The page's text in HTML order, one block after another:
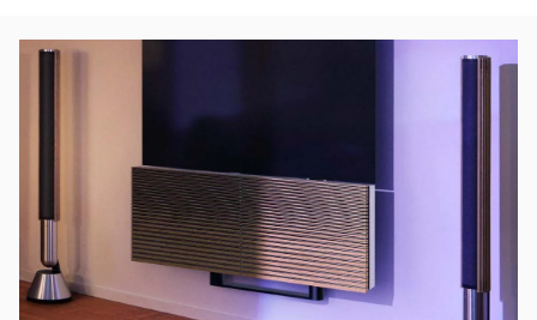
Immagine evento